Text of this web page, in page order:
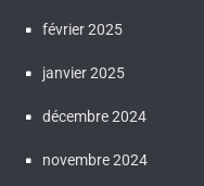
février 2025
janvier 2025
décembre 2024
novembre 2024